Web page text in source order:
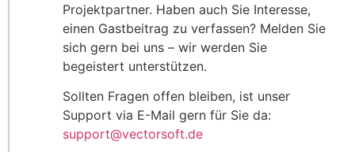
Projektpartner. Haben auch Sie Interesse,
einen Gastbeitrag zu verfassen? Melden Sie
sich gern bei uns – wir werden Sie
begeistert unterstützen.
Sollten Fragen offen bleiben, ist unser
Support via E-Mail gern für Sie da:
support@vectorsoft.de